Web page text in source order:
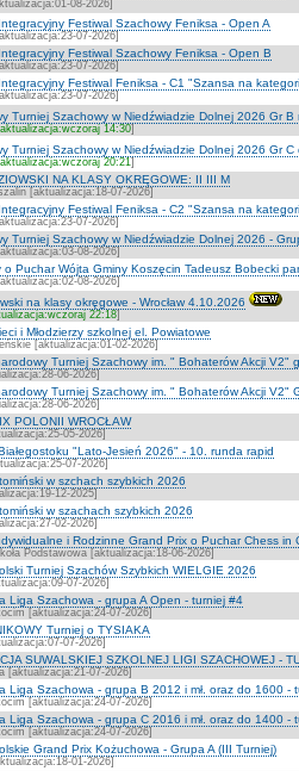
08-2026]
Festiwal Szachowy Feniksa - Open A
07-2026]
Festiwal Szachowy Feniksa - Open B
07-2026]
Festiwal Feniksa - C1 "Szansa na
07-2026]
Turniej Szachowy w Niedźwiadzie Dolnej 2026 Gr
aktualizacja:wczoraj 14:30]
Turniej Szachowy w Niedźwiadzie Dolnej 2026 Gr
aktualizacja:wczoraj 20:21]
NA KLASY OKRĘGOWE: II III M
[aktualizacja:18-07-2026]
Festiwal Feniksa - C2 "Szansa na
07-2026]
Turniej Szachowy w Niedźwiadzie Dolnej 2026 -
08-2026]
o Puchar Wójta Gminy Koszęcin Tadeusz Bobecki
08-2026]
na klasy okręgowe - Wrocław 4.10.2026
22:18]
i Młodzierzy szkolnej el. Powiatowe
[aktualizacja:01-02-2026]
Turniej Szachowy im. " Bohaterów Akcji V2"
06-2026]
Turniej Szachowy im. " Bohaterów Akcji V2"
06-2026]
POLONII WROCŁAW
05-2026]
"Lato-Jesień 2026" - 10. runda rapid
07-2026]
w szchach szybkich 2026
12-2025]
w szachach szybkich 2026
02-2026]
i Rodzinne Grand Prix o Puchar Chess in
Podstawowa [aktualizacja:18-06-2026]
Turniej Szachów Szybkich WIELGIE 2026
07-2026]
Liga Szachowa - grupa A Open - turniej #4
[aktualizacja:24-07-2026]
Turniej o TYSIAKA
07-2026]
SUWALSKIEJ SZKOLNEJ LIGI SZACHOWEJ -
[aktualizacja:21-07-2026]
Liga Szachowa - grupa B 2012 i mł. oraz do 1600 -
[aktualizacja:24-07-2026]
Liga Szachowa - grupa C 2016 i mł. oraz do 1400 -
[aktualizacja:24-07-2026]
Grand Prix Kożuchowa - Grupa A (III Turniej)
01-2026]